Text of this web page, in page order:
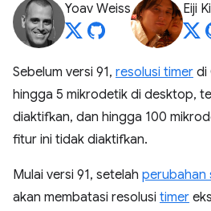
Yoav Weiss Eiji
Sebelum versi 91, resolusi timer di
hingga 5 mikrodetik di desktop,
diaktifkan, dan hingga 100
fitur ini tidak diaktifkan.
Mulai versi 91, setelah perubahan
akan membatasi resolusi timer